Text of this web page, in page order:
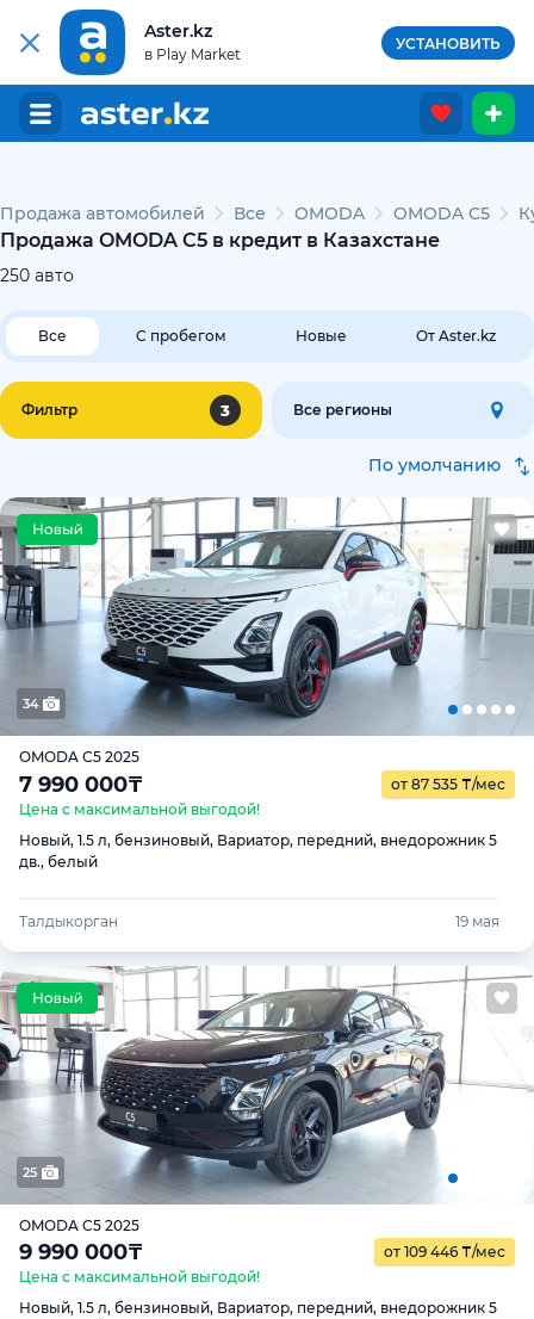
Aster.kz
в Play Market
УСТАНОВИТЬ
Продажа автомобилей Все OMODA OMODA C5
Продажа OMODA C5 в кредит в Казахстане
250 авто
Все С пробегом Новые От Aster.kz
Фильтр 3 Все регионы
По умолчанию
34
OMODA C5 2025
7 990 000₸ от 87 535 ₸/мес
Цена с максимальной выгодой!
Новый, 1.5 л, бензиновый, Вариатор, передний, внедорожник 5
дв., белый
Талдыкорган 19 мая
25
OMODA C5 2025
9 990 000₸ от 109 446 ₸/мес
Цена с максимальной выгодой!
Новый, 1.5 л, бензиновый, Вариатор, передний, внедорожник 5